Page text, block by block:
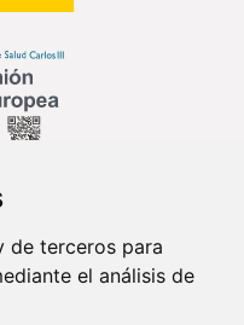
de terceros para
el análisis de